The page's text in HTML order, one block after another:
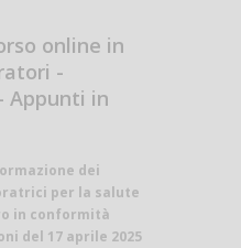
online in
-
Appunti in
dei
per la salute
in conformità
del 17 aprile 2025